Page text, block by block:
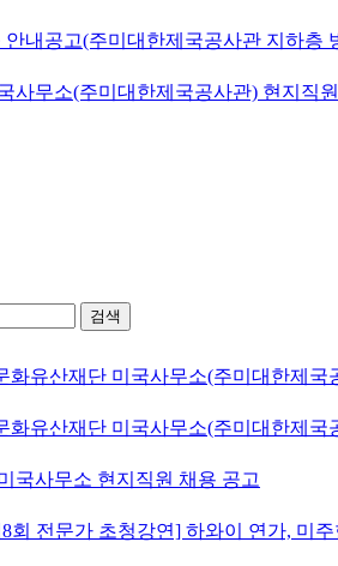
내공고(주미대한제국공사관 지하층
사무소(주미대한제국공사관) 현지직
검색
화유산재단 미국사무소(주미대한제
화유산재단 미국사무소(주미대한제
국사무소 현지직원 채용 공고
회 전문가 초청강연] 하와이 연가, 미